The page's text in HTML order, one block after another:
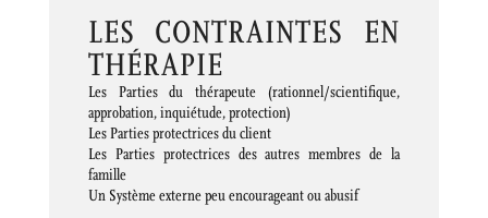
LES CONTRAINTES EN
THÉRAPIE
Les Parties du thérapeute (rationnel/scientifique,
approbation, inquiétude, protection)
Les Parties protectrices du client
Les Parties protectrices des autres membres de la
famille
Un Système externe peu encourageant ou abusif